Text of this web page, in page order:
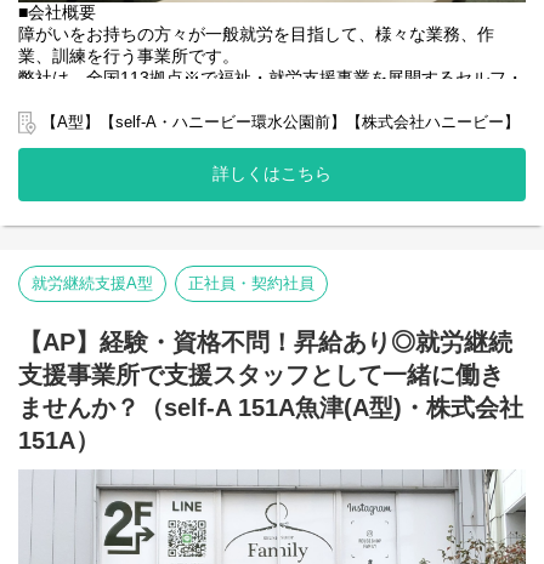
■会社概要
障がいをお持ちの方々が一般就労を目指して、様々な業務、作
業、訓練を行う事業所です。
弊社は、全国113拠点※で福祉・就労支援事業を展開するセルフ・
グループ全体で培った豊富なノウハウとネットワークを活かし、
弊社グループでは2つのパターンの事業所を全国に展開をさせて頂
【就労継続支援A型事業所】
般就労を目指すサービス。
【就労継続支援B型事業所】
般就労を目指す、または高い工賃を目指すサービス。
利用者さんの日々の訓練をサポートする支援員を募集していま
す。
■業務内容
・利用者様の直接支援および指導
・施設外作業の同行
・利用者様とコミュニケーションを取る
・送迎
・その他支援記録作成 など
【A型】【self-A・ハニービー環水公園前】【株式会社ハニービー】
詳しくはこちら
就労継続支援A型 正社員・契約社員
【AP】経験・資格不問！昇給あり◎就労継続
支援事業所で支援スタッフとして一緒に働き
ませんか？（self-A 151A魚津(A型)・株式会社
151A）